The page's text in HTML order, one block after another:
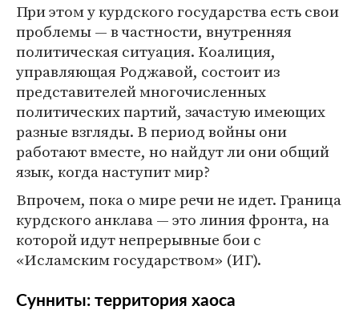
При этом у курдского государства есть свои
проблемы — в частности, внутренняя
политическая ситуация. Коалиция,
управляющая Роджавой, состоит из
представителей многочисленных
политических партий, зачастую имеющих
разные взгляды. В период войны они
работают вместе, но найдут ли они общий
язык, когда наступит мир?
Впрочем, пока о мире речи не идет. Граница
курдского анклава — это линия фронта, на
которой идут непрерывные бои с
«Исламским государством» (ИГ).
Сунниты: территория хаоса